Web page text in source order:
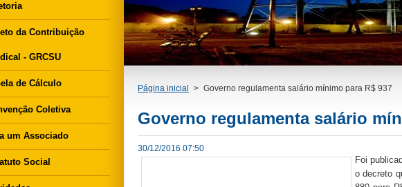
Página inicial > Governo regulamenta salário mínimo para R$ 937
Governo regulamenta salário
30/12/2016 07:50
Foi
o decreto
da Contribuição
- GRCSU
de Cálculo
Coletiva
um Associado
Social